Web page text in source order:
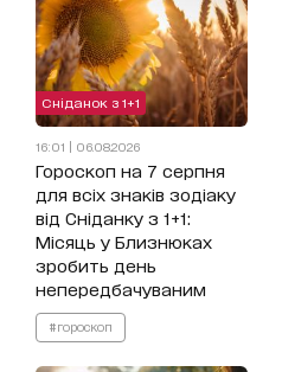
Сніданок з 1+1
16:01 | 06.08.2026
Гороскоп на 7 серпня
для всіх знаків зодіаку
від Сніданку з 1+1:
Місяць у Близнюках
зробить день
непередбачуваним
#гороскоп